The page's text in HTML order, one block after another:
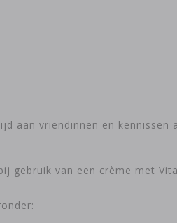
aan vriendinnen en kennissen
gebruik van een crème met